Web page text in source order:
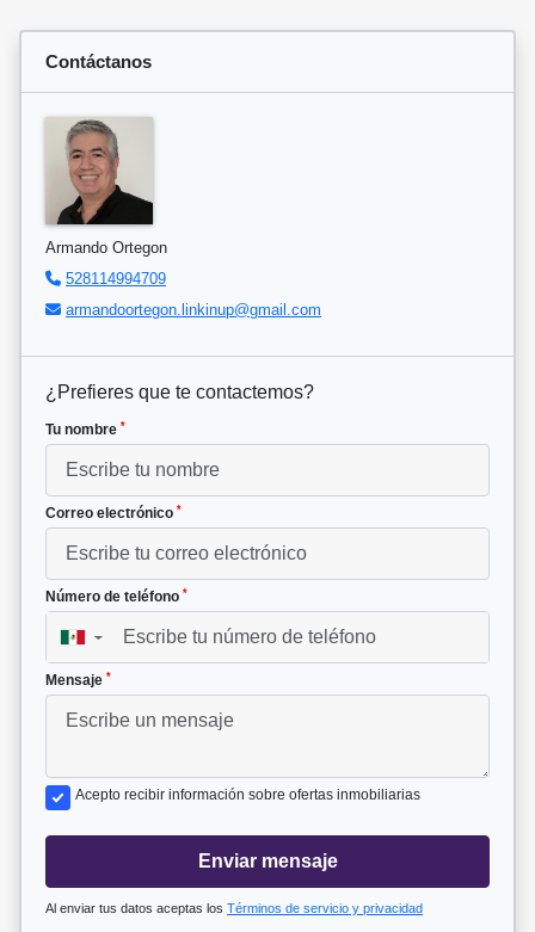
Contáctanos
Armando Ortegon
528114994709
armandoortegon.linkinup@gmail.com
¿Prefieres que te contactemos?
Tu nombre *
Correo electrónico *
Número de teléfono *
▼
Mensaje *
Acepto recibir información sobre ofertas inmobiliarias
Enviar mensaje
Al enviar tus datos aceptas los Términos de servicio y privacidad